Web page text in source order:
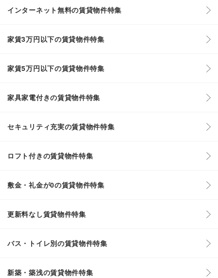
インターネット無料の賃貸物件特集
家賃3万円以下の賃貸物件特集
家賃5万円以下の賃貸物件特集
家具家電付きの賃貸物件特集
セキュリティ充実の賃貸物件特集
ロフト付きの賃貸物件特集
敷金・礼金が0の賃貸物件特集
更新料なし賃貸物件特集
バス・トイレ別の賃貸物件特集
新築・築浅の賃貸物件特集